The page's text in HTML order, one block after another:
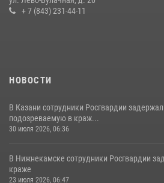
+ 7 (843) 231-44-11
НОВОСТИ
В Казани сотрудники Росгвардии
подозреваемую в краж...
30 июля 2026, 06:36
В Нижнекамске сотрудники Росгвардии
краже
23 июля 2026, 06:47